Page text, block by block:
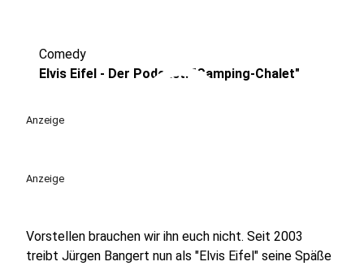
play_circle
Comedy
Elvis Eifel - Der Podcast: "Camping-Chalet"
Anzeige
Anzeige
Vorstellen brauchen wir ihn euch nicht. Seit 2003
treibt Jürgen Bangert nun als "Elvis Eifel" seine Späße